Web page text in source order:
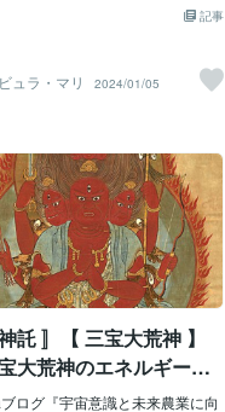
記事
ュラ・マリ
2024/01/05
託 〛【 三宝大荒神 】
宝大荒神のエネルギー伝
ログ『宇宙意識と未来農業に向